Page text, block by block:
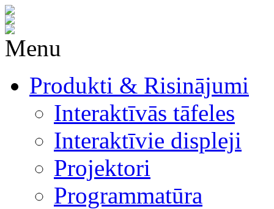
Menu
Produkti & Risinājumi
Interaktīvās tāfeles
Interaktīvie displeji
Projektori
Programmatūra